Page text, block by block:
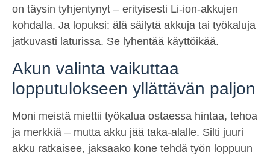
on täysin tyhjentynyt – erityisesti Li-ion-akkujen
kohdalla. Ja lopuksi: älä säilytä akkuja tai työkaluja
jatkuvasti laturissa. Se lyhentää käyttöikää.
Akun valinta vaikuttaa
lopputulokseen yllättävän paljon
Moni meistä miettii työkalua ostaessa hintaa, tehoa
ja merkkiä – mutta akku jää taka-alalle. Silti juuri
akku ratkaisee, jaksaako kone tehdä työn loppuun